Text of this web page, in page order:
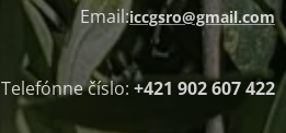
Email:iccgsro@gmail.com
Telefónne číslo: +421 902 607 422